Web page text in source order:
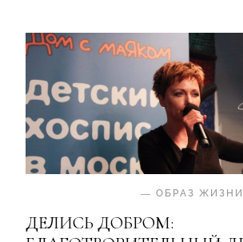
— ОБРАЗ ЖИЗНИ
ДЕЛИСЬ ДОБРОМ: